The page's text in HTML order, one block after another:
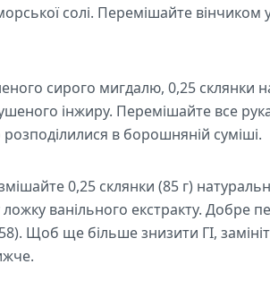
солі. Перемішайте вінчиком
сирого мигдалю, 0,25 склянки
інжиру. Перемішайте все
в борошняній суміші.
0,25 склянки (85 г)
ложку ванільного екстракту. Добре
Щоб ще більше знизити ГІ,